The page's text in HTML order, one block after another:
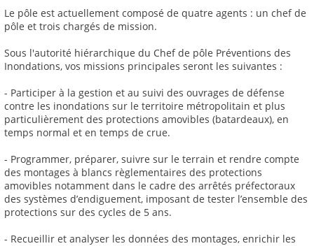
Le pôle est actuellement composé de quatre agents : un chef de
pôle et trois chargés de mission.
Sous l'autorité hiérarchique du Chef de pôle Préventions des
Inondations, vos missions principales seront les suivantes :
- Participer à la gestion et au suivi des ouvrages de défense
contre les inondations sur le territoire métropolitain et plus
particulièrement des protections amovibles (batardeaux), en
temps normal et en temps de crue.
- Programmer, préparer, suivre sur le terrain et rendre compte
des montages à blancs règlementaires des protections
amovibles notamment dans le cadre des arrêtés préfectoraux
des systèmes d’endiguement, imposant de tester l’ensemble des
protections sur des cycles de 5 ans.
- Recueillir et analyser les données des montages, enrichir les